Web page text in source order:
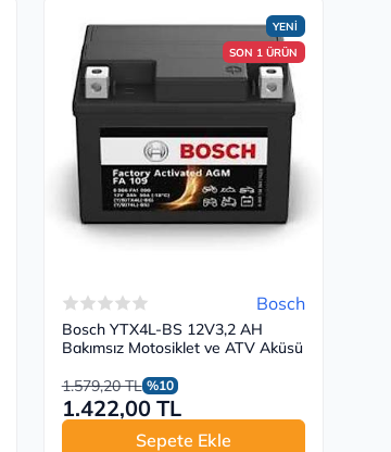
YENİ
SON 1 ÜRÜN
Bosch
Bosch YTX4L-BS 12V3,2 AH
Bakımsız Motosiklet ve ATV Aküsü
1.579,20 TL %10
1.422,00 TL
Sepete Ekle